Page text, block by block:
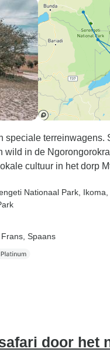
speciale
wild in de
cultuur in het dorp
Nationaal Park , Ikoma
Spaans
door het